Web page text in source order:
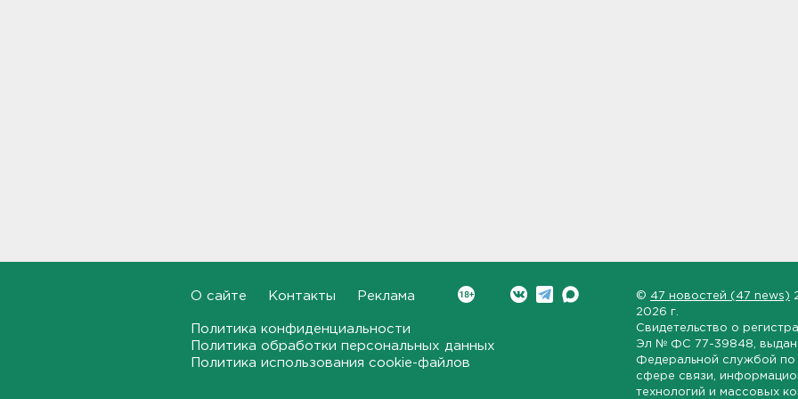
В Тосно открыли
перекрёсток, разбитый
О сайте Контакты Реклама
Политика конфиденциальности
Политика обработки персональных данных
Политика использования cookie-файлов
© 47 новостей (47 news)
2026 г.
Свидетельство о
Эл № ФС 77-39848 ,
Федеральной службой по
сфере связи,
технологий и массовых